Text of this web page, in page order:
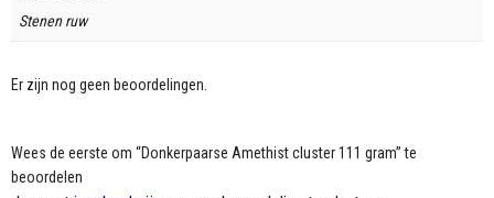
Stenen ruw
Er zijn nog geen beoordelingen.
Wees de eerste om “Donkerpaarse Amethist cluster 111 gram” te
beoordelen